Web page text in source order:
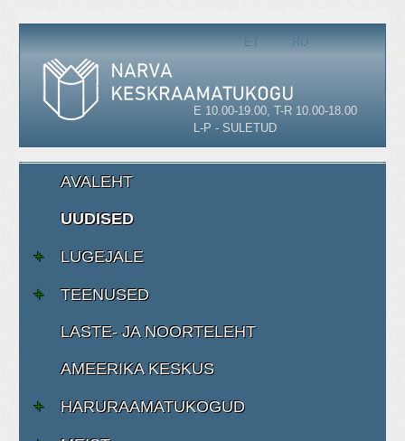
ET RU
E 10.00-19.00, T-R 10.00-18.00
L-P - SULETUD
AVALEHT
UUDISED
LUGEJALE
TEENUSED
LASTE- JA NOORTELEHT
AMEERIKA KESKUS
HARURAAMATUKOGUD